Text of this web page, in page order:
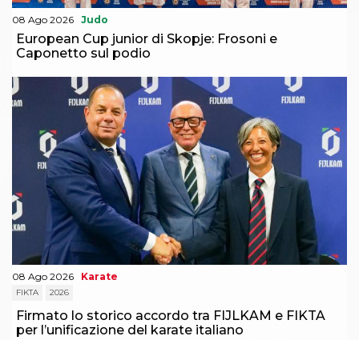
08 Ago 2026 Judo
European Cup junior di Skopje: Frosoni e
Caponetto sul podio
08 Ago 2026 Karate
FIKTA 2026
Firmato lo storico accordo tra FIJLKAM e FIKTA
per l’unificazione del karate italiano